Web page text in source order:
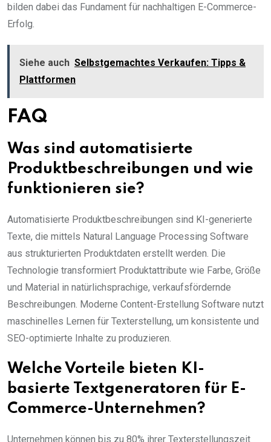
bilden dabei das Fundament für nachhaltigen E-Commerce-
Erfolg.
Siehe auch Selbstgemachtes Verkaufen: Tipps &
Plattformen
FAQ
Was sind automatisierte
Produktbeschreibungen und wie
funktionieren sie?
Automatisierte Produktbeschreibungen sind KI-generierte
Texte, die mittels Natural Language Processing Software
aus strukturierten Produktdaten erstellt werden. Die
Technologie transformiert Produktattribute wie Farbe, Größe
und Material in natürlichsprachige, verkaufsfördernde
Beschreibungen. Moderne Content-Erstellung Software nutzt
maschinelles Lernen für Texterstellung, um konsistente und
SEO-optimierte Inhalte zu produzieren.
Welche Vorteile bieten KI-
basierte Textgeneratoren für E-
Commerce-Unternehmen?
Unternehmen können bis zu 80% ihrer Texterstellungszeit